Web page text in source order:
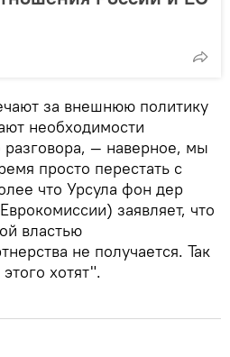
за внешнюю политику
необходимости
разговора, — наверное, мы
просто перестать с
что Урсула фон дер
заявляет, что
властью
не получается. Так
хотят".